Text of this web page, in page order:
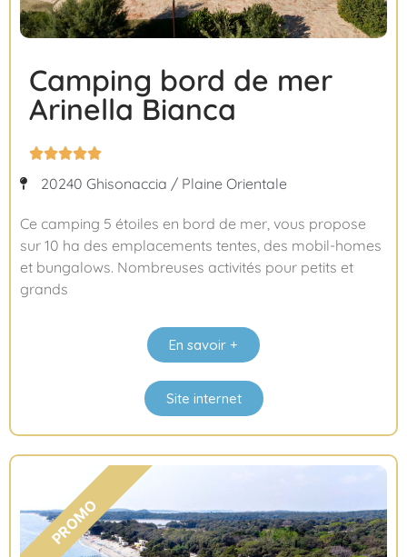
Camping bord de mer
Arinella Bianca

20240 Ghisonaccia / Plaine Orientale
Ce camping 5 étoiles en bord de mer, vous propose
sur 10 ha des emplacements tentes, des mobil-homes
et bungalows. Nombreuses activités pour petits et
grands
En savoir +
Site internet